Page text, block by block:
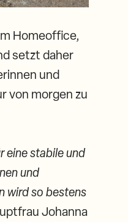
Homeoffice,
setzt daher
und
von morgen zu
eine stabile und
und
wird so bestens
Johanna